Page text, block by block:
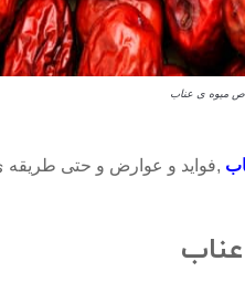
میوه ی عناب
,فواید و عوارض و حتی طریقه